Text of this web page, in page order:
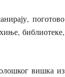
поготово
библиотеке,
вишка из